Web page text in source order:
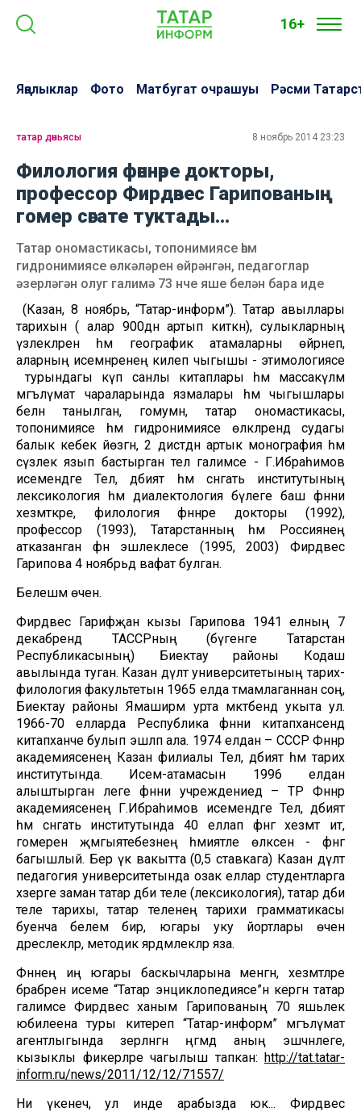
16+
Яңалыклар Фото Матбугат очрашуы Рәсми
татар дөньясы 8 ноябрь 2014 23:23
Филология фәннәре докторы,
профессор Фирдәвес Гарипованың
гомер сәгате туктады...
Татар ономастикасы, топонимиясе һәм
гидронимиясе өлкәләрен өйрәнгән, педагоглар
әзерләгән олуг галимә 73 нче яше белән бара иде
(Казан, 8 ноябрь, “Татар-информ”). Татар авыллары
тарихын (ә алар 900дән артып киткән), сулыкларның
үзлекләрен һәм географик атамаларны өйрәнеп,
аларның исемнәренең килеп чыгышы - этимологиясе
турындагы күп санлы китаплары һәм массакүләм
мәгълүмат чараларында язмалары һәм чыгышлары
белән танылган, гомумән, татар ономастикасы,
топонимиясе һәм гидронимиясе өлкәләрендә судагы
балык кебек йөзгән, 2 дистәдән артык монография һәм
сүзлек язып бастырган тел галимәсе - Г.Ибраһимов
исемендәге Тел, әдәбият һәм сәнгать институтының
лексикология һәм диалектология бүлеге баш фәнни
хезмәткәре, филология фәннәре докторы (1992),
профессор (1993), Татарстанның һәм Россиянең
атказанган фән эшлеклесе (1995, 2003) Фирдәвес
Гарипова 4 ноябрьдә вафат булган.
Белешмә өчен.
Фирдәвес Гарифҗан кызы Гарипова 1941 елның 7
декабрендә ТАССРның (бүгенге Татарстан
Республикасының) Биектау районы Кодаш
авылында туган. Казан дәүләт университетының тарих-
филология факультетын 1965 елда тәмамлаганнан соң,
Биектау районы Ямаширмә урта мәктәбендә укыта ул.
1966-70 елларда Республика фәнни китапханәсендә
китапханәче булып эшләп ала. 1974 елдан – СССР Фәннәр
академиясенең Казан филиалы Тел, әдәбият һәм тарих
институтында. Исем-атамасын 1996 елдан
алыштырган әлеге фәнни учреждениедә – ТР Фәннәр
академиясенең Г.Ибраһимов исемендәге Тел, әдәбият
һәм сәнгать институтында 40 еллап фәнгә хезмәт итә,
гомерен җәмгыятебезнең әһәмиятле өлкәсенә - фәнгә
багышлый. Бер үк вакытта (0,5 ставкага) Казан дәүләт
педагогия университетында озак еллар студентларга
хәзерге заман татар әдәби теле (лексикология), татар әдәби
теле тарихы, татар теленең тарихи грамматикасы
буенча белем бирә, югары уку йортлары өчен
дәреслекләр, методик ярдәмлекләр яза.
Фәннең иң югары баскычларына менгән, хезмәтләре
бәрабәренә исеме “Татар энциклопедиясе”нә кергән татар
галимәсе Фирдәвес ханым Гарипованың 70 яшьлек
юбилеена туры китереп “Татар-информ” мәгълүмат
агентлыгында әзерләнгән әңгәмәдә аның эшчәнлеге,
кызыклы фикерләре чагылыш тапкан: http://tat.tatar-
inform.ru/news/2011/12/12/71557/
Ни үкенеч, ул инде арабызда юк... Фирдәвес